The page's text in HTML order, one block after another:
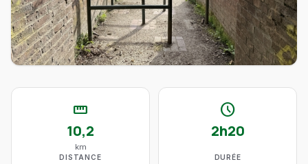
straighten
10,2
km
DISTANCE
schedule
2h20
DURÉE